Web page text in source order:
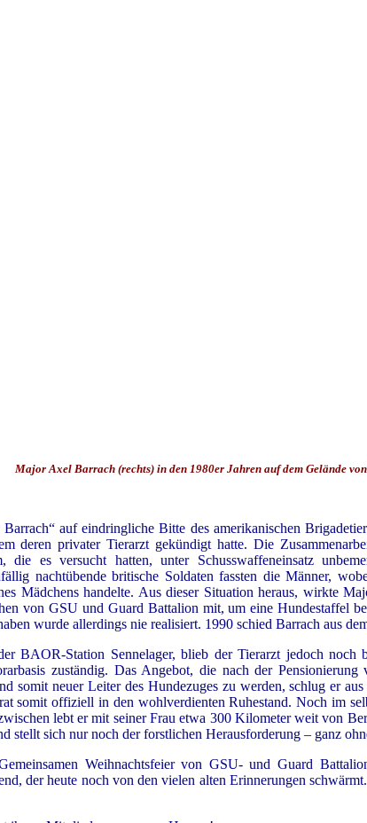
Major Axel Barrach (rechts) in den 1980er Jahren auf dem Gelände
auf eindringliche Bitte des amerikanischen
deren privater Tierarzt gekündigt hatte. Die
die es versucht hatten, unter Schusswaffeneinsatz
nachtübende britische Soldaten fassten die Männer,
Mädchens handelte. Aus dieser Situation heraus, wirkte
von GSU und Guard Battalion mit, um eine Hundestaffel
wurde allerdings nie realisiert. 1990 schied Barrach aus
BAOR-Station Sennelager, blieb der Tierarzt jedoch
zuständig. Das Angebot, die nach der
somit neuer Leiter des Hundezuges zu werden, schlug er
somit offiziell in den wohlverdienten Ruhestand. Noch im
lebt er mit seiner Frau etwa 300 Kilometer weit von
stellt sich nur noch der forstlichen Herausforderung – ganz
Weihnachtsfeier von GSU- und Guard
der heute noch von den vielen alten Erinnerungen